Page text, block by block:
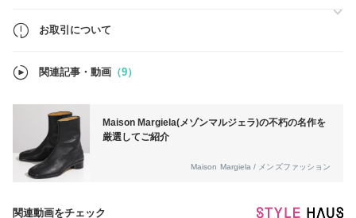
あらかじめご了承いただけますようお願い申し上げます。
連休期間を考慮し、日程に余裕を持ってご注文いただけますようお願い
尚、配送遅延を理由とした「ご注文キャンセル」は難しいです。
お取引について
関連記事・動画 （9）
Maison Margiela(メゾンマルジェラ)の不朽の名作を
厳選してご紹介
Maison Margiela / メンズファッション
関連動画をチェック